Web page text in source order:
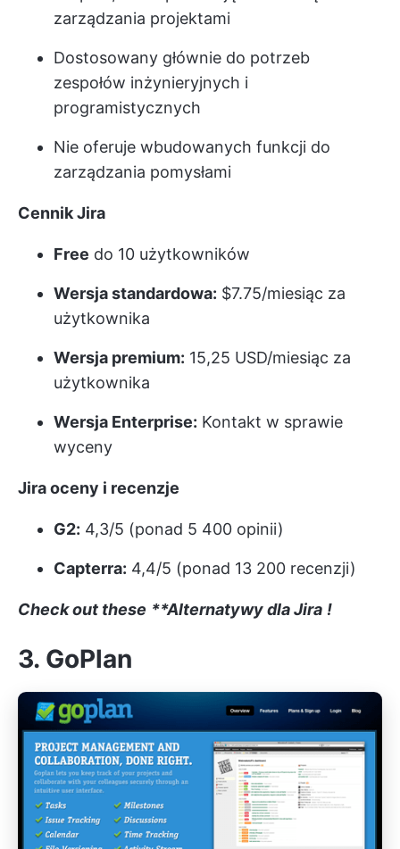
zarządzania projektami
Dostosowany głównie do potrzeb
zespołów inżynieryjnych i
programistycznych
Nie oferuje wbudowanych funkcji do
zarządzania pomysłami
Cennik Jira
Free do 10 użytkowników
Wersja standardowa: $7.75/miesiąc za
użytkownika
Wersja premium: 15,25 USD/miesiąc za
użytkownika
Wersja Enterprise: Kontakt w sprawie
wyceny
Jira oceny i recenzje
G2: 4,3/5 (ponad 5 400 opinii)
Capterra: 4,4/5 (ponad 13 200 recenzji)
Check out these **Alternatywy dla Jira !
3. GoPlan